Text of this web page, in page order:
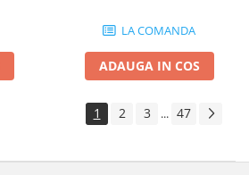
LA COMANDA
ADAUGA IN COS
1 2 3 ... 47